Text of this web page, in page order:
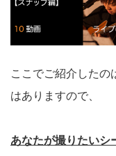
ここでご紹介したの
はありますので、
あなたが撮りたいシ